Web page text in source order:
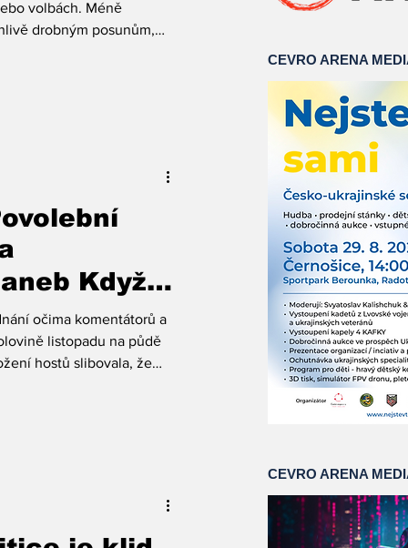
volbách. Méně
drobným posunům,
konference a čelili
Když
světy
očima komentátorů a
listopadu na půdě
hostů slibovala, že
Ladislav M
CEVRO ARENA
CEVRO ARENA